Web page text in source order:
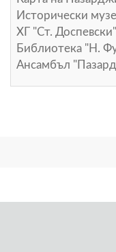
Исторически
ХГ "Ст. Доспевски"
Библиотека "Н.
Ансамбъл